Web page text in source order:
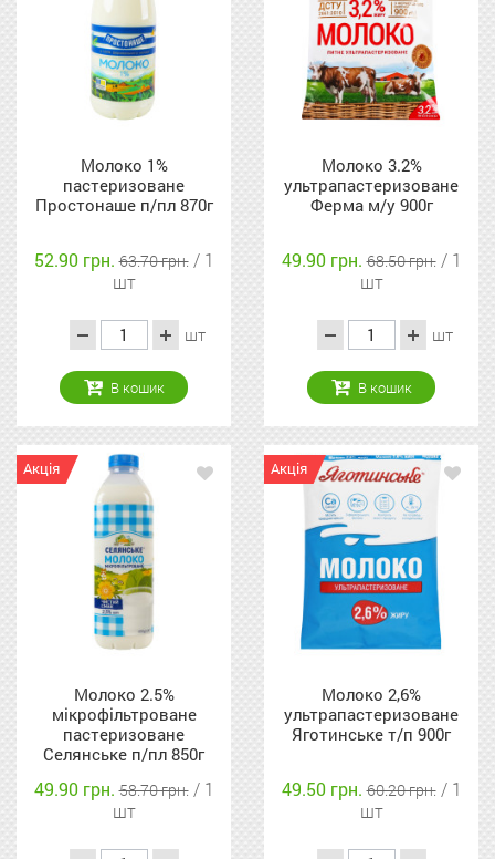
Молоко 1%
пастеризоване
Простонаше п/пл 870г
52.90 грн.63.70 грн. / 1
шт
шт
В кошик
Молоко 3.2%
ультрапастеризоване
Ферма м/у 900г
49.90 грн.68.50 грн. / 1
шт
шт
В кошик
Акція
Молоко 2.5%
мікрофільтроване
пастеризоване
Селянське п/пл 850г
49.90 грн.58.70 грн. / 1
шт
Акція
Молоко 2,6%
ультрапастеризоване
Яготинське т/п 900г
49.50 грн.60.20 грн. / 1
шт